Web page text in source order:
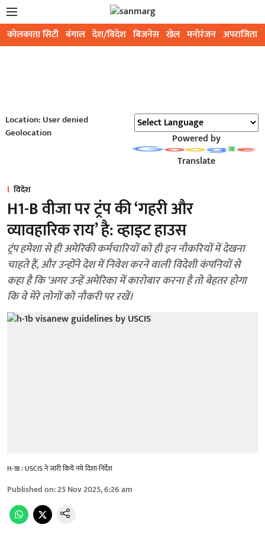
कोलकाता सिटी बंगाल देश/विदेश बिजनेस खेल मनोरंजन अपराजिता
Location: User denied
Geolocation
Powered by
Translate
विदेश
H1-B वीजा पर ट्रंप की ‘गहरी और
व्यावहारिक राय’ है: व्हाइट हाउस
ट्रंप हमेशा से ही अमेरिकी कर्मचारियों को ही इन नौकरियों में देखना
चाहते हैं, और उन्होंने देश में निवेश करने वाली विदेशी कंपनियों से
कहा है कि ‘अगर उन्हें अमेरिका में कारोबार करना है तो बेहतर होगा
कि वे मेरे लोगों को नौकरी पर रखें।
H-1B : USCIS ने जारी किये नये दिशा-निर्देश
Published on:25 Nov 2025, 6:26 am